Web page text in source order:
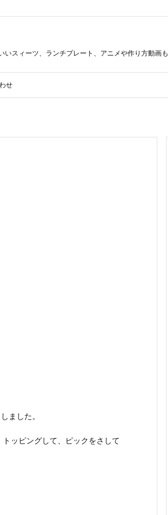
スィーツ、ランチプレート、アニメや作り方動画も
せ
ました。
ッピングして、ピックをさして